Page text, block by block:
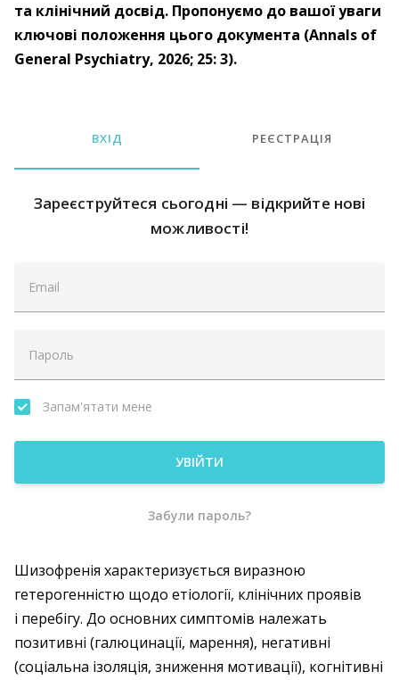
та клінічний досвід. Пропонуємо до вашої уваги
ключові положення цього документа (Annals of
General Psychiatry, 2026; 25: 3).
ВХІД РЕЄСТРАЦІЯ
Зареєструйтеся сьогодні — відкрийте нові
можливості!
Запам'ятати мене
УВІЙТИ
Забули пароль?
Шизофренія характеризується виразною
гетерогенністю щодо етіології, клінічних проявів
і перебігу. До основних симптомів належать
позитивні (галюцинації, марення), негативні
(соціальна ізоляція, зниження мотивації), когнітивні